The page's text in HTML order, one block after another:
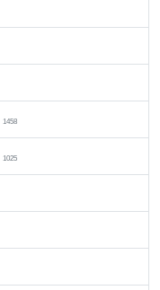
1458
1025